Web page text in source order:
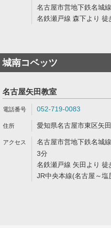
名古屋市営地下鉄名城
名鉄瀬戸線 森下より 徒
城南コベッツ
名古屋矢田教室
052-719-0083
愛知県名古屋市東区矢
名古屋市営地下鉄名城
3分
名鉄瀬戸線 矢田より 徒
JR中央本線(名古屋～